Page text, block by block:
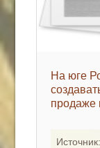
На юге
продаже